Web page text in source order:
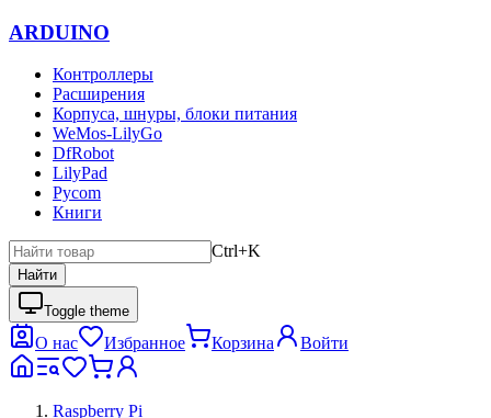
ARDUINO
Контроллеры
Расширения
Корпуса, шнуры, блоки питания
WeMos-LilyGo
DfRobot
LilyPad
Pycom
Книги
Ctrl+K
Найти
Toggle theme
О нас Избранное Корзина Войти
Raspberry Pi